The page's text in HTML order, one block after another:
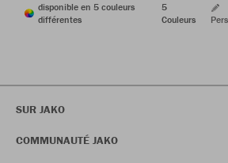
disponible en 5 couleurs
différentes
5
Couleurs
SUR JAKO
COMMUNAUTÉ JAKO